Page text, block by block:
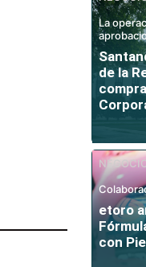
La
de la
etoro
con